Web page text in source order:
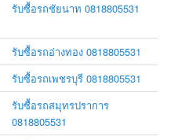
รับซื้อรถชัยนาท 0818805531
รับซื้อรถอ่างทอง 0818805531
รับซื้อรถเพชรบุรี 0818805531
รับซื้อรถสมุทรปราการ
0818805531